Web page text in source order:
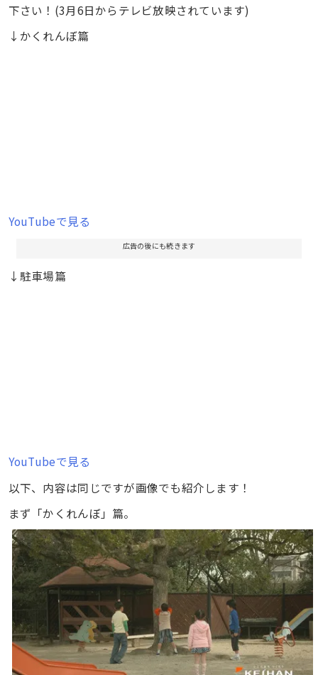
下さい！(3月6日からテレビ放映されています)
↓かくれんぼ篇
YouTubeで見る
広告の後にも続きます
↓駐車場篇
YouTubeで見る
以下、内容は同じですが画像でも紹介します！
まず「かくれんぼ」篇。